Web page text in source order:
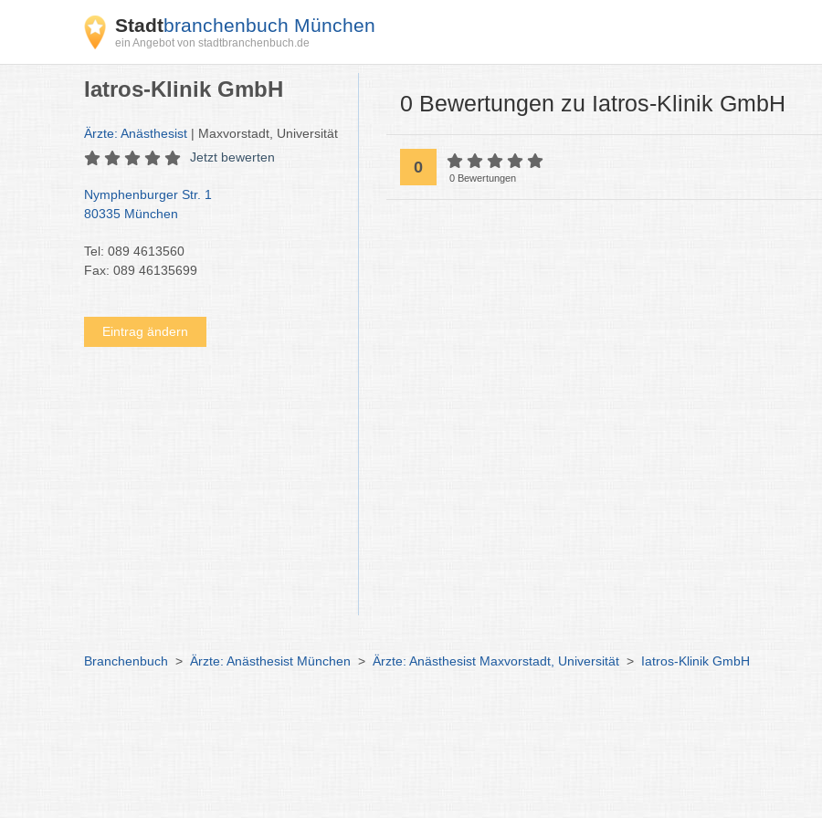
Stadtbranchenbuch München
ein Angebot von stadtbranchenbuch.de
Iatros-Klinik GmbH
Ärzte: Anästhesist | Maxvorstadt, Universität
Jetzt bewerten
Nymphenburger Str. 1
80335 München
Tel: 089 4613560
Fax: 089 46135699
Eintrag ändern
0 Bewertungen zu Iatros-Klinik GmbH
0
0 Bewertungen
Branchenbuch > Ärzte: Anästhesist München > Ärzte: Anästhesist Maxvorstadt, Universität > Iatros-Klinik GmbH